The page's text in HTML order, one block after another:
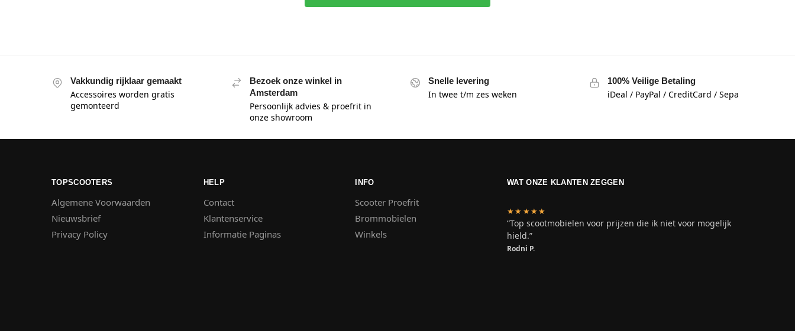
Vakkundig rijklaar gemaakt
Accessoires worden gratis
gemonteerd
Bezoek onze winkel in
Amsterdam
Persoonlijk advies & proefrit in
onze showroom
Snelle levering
In twee t/m zes weken
100% Veilige Betaling
iDeal / PayPal / CreditCard / Sepa
TOPSCOOTERS
Algemene Voorwaarden
Nieuwsbrief
Privacy Policy
HELP
Contact
Klantenservice
Informatie Paginas
INFO
Scooter Proefrit
Brommobielen
Winkels
WAT ONZE KLANTEN ZEGGEN
★★★★★
“Top scootmobielen voor prijzen die ik niet voor mogelijk
hield.”
Rodni P.